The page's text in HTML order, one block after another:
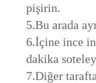
pişirin.
5.Bu arada
6.İçine ince
dakika
7.Diğer